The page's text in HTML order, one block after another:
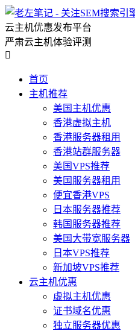
云主机优惠发布平台
严肃云主机体验评测

首页
主机推荐
美国主机优惠
香港虚拟主机
香港服务器租用
香港站群服务器
美国VPS推荐
美国服务器租用
便宜香港VPS
日本服务器推荐
韩国服务器推荐
美国大带宽服务器
日本VPS推荐
新加坡VPS推荐
云主机优惠
虚拟主机优惠
证书域名优惠
独立服务器优惠